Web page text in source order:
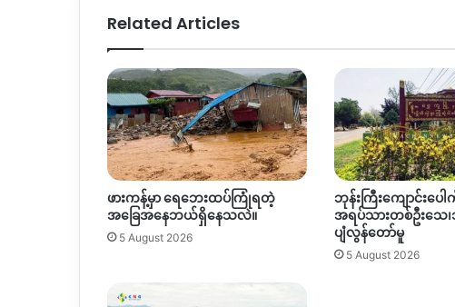
Related Articles
ဖားကန့်မှာ ရေဘေးထပ်ကြုံရတဲ့
အခြေအနေဘယ်ရှိနေသလဲ။
5 August 2026
ဘုန်းကြီးကျောင်းပေ
အရပ်သားတစ်ဦးသေ
ပျံလွန်တော်မူ
5 August 2026